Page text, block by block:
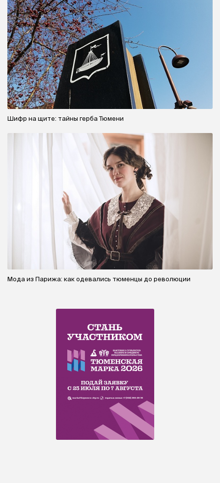
Шифр на щите: тайны герба Тюмени
Мода из Парижа: как одевались тюменцы до революции